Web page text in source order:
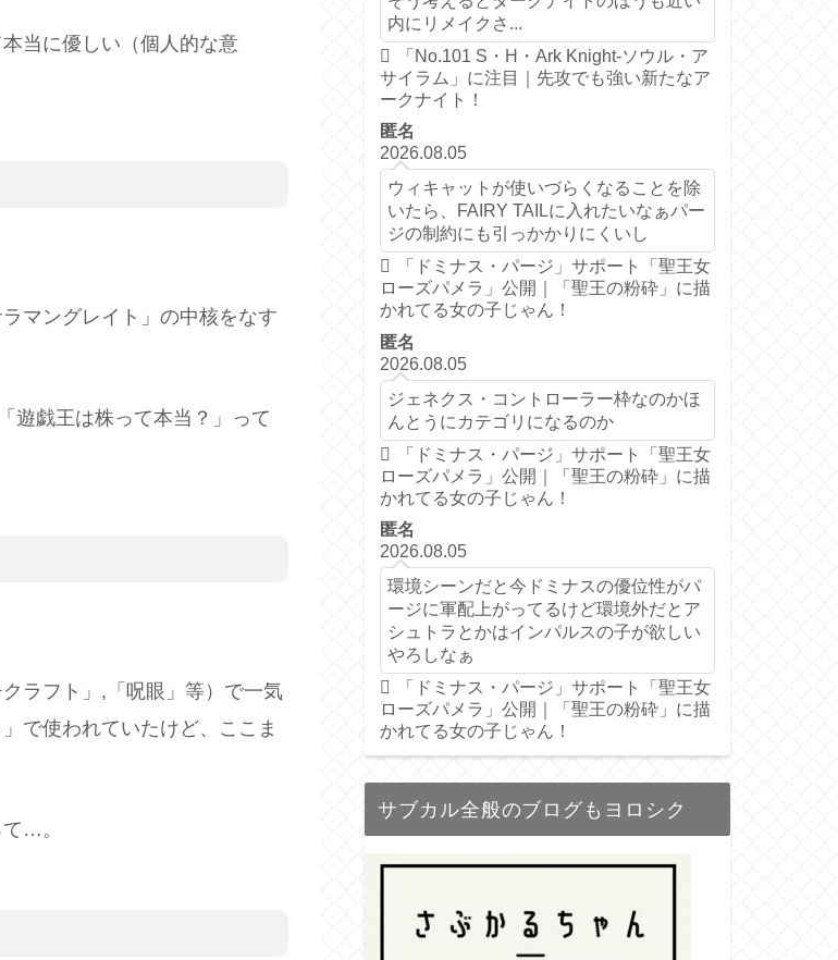
当に優しい（個人的な意
マングレイト」の中核をなす
遊戯王は株って本当？」って
ラフト」,「呪眼」等）で一気
で使われていたけど、ここま
…。
内にリメイクさ...
「No.101 S・H・Ark Knight-ソウル・ア
サイラム」に注目｜先攻でも強い新たなア
ークナイト！
匿名
2026.08.05
ウィキャットが使いづらくなることを除
いたら、FAIRY TAILに入れたいなぁパー
ジの制約にも引っかかりにくいし
「ドミナス・パージ」サポート「聖王女
ローズパメラ」公開｜「聖王の粉砕」に描
かれてる女の子じゃん！
匿名
2026.08.05
ジェネクス・コントローラー枠なのかほ
んとうにカテゴリになるのか
「ドミナス・パージ」サポート「聖王女
ローズパメラ」公開｜「聖王の粉砕」に描
かれてる女の子じゃん！
匿名
2026.08.05
環境シーンだと今ドミナスの優位性がパ
ージに軍配上がってるけど環境外だとア
シュトラとかはインパルスの子が欲しい
やろしなぁ
「ドミナス・パージ」サポート「聖王女
ローズパメラ」公開｜「聖王の粉砕」に描
かれてる女の子じゃん！
サブカル全般のブログもヨロシク